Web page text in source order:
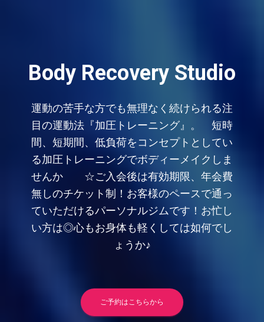
Body Recovery Studio
運動の苦手な方でも無理なく続けられる注
目の運動法『加圧トレーニング』。 短時
間、短期間、低負荷をコンセプトとしてい
る加圧トレーニングでボディーメイクしま
せんか ☆ご入会後は有効期限、年会費
無しのチケット制！お客様のペースで通っ
ていただけるパーソナルジムです！お忙し
い方は◎心もお身体も軽くしては如何でし
ょうか♪
ご予約はこちらから